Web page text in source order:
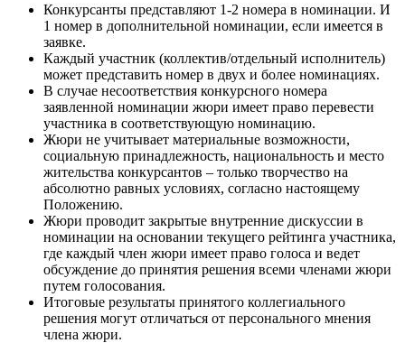
Конкурсанты представляют 1-2 номера в номинации. И
1 номер в дополнительной номинации, если имеется в
заявке.
Каждый участник (коллектив/отдельный исполнитель)
может представить номер в двух и более номинациях.
В случае несоответствия конкурсного номера
заявленной номинации жюри имеет право перевести
участника в соответствующую номинацию.
Жюри не учитывает материальные возможности,
социальную принадлежность, национальность и место
жительства конкурсантов – только творчество на
абсолютно равных условиях, согласно настоящему
Положению.
Жюри проводит закрытые внутренние дискуссии в
номинации на основании текущего рейтинга участника,
где каждый член жюри имеет право голоса и ведет
обсуждение до принятия решения всеми членами жюри
путем голосования.
Итоговые результаты принятого коллегиального
решения могут отличаться от персонального мнения
члена жюри.